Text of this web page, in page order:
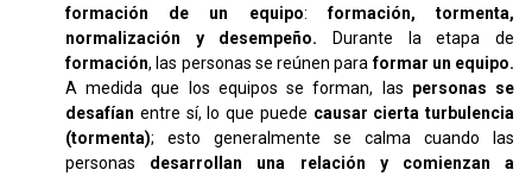
formación de un equipo:formación, tormenta,
normalización y desempeño. Durante la etapa de
formación, las personas se reúnen para formar un equipo.
A medida que los equipos se forman, las personas se
desafían entre sí, lo que puede causar cierta turbulencia
(tormenta); esto generalmente se calma cuando las
personas desarrollan una relación y comienzan a